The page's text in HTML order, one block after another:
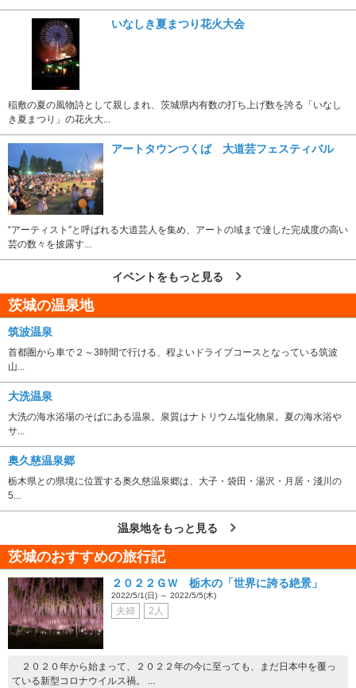
いなしき夏まつり花火大会
稲敷の夏の風物詩として親しまれ、茨城県内有数の打ち上げ数を誇る「いなし
き夏まつり」の花火大...
アートタウンつくば 大道芸フェスティバル
“アーティスト”と呼ばれる大道芸人を集め、アートの域まで達した完成度の高い
芸の数々を披露す...
イベントをもっと見る
茨城の温泉地
筑波温泉
首都圏から車で２～3時間で行ける、程よいドライブコースとなっている筑波
山...
大洗温泉
大洗の海水浴場のそばにある温泉。泉質はナトリウム塩化物泉。夏の海水浴や
サ...
奥久慈温泉郷
栃木県との県境に位置する奥久慈温泉郷は、大子・袋田・湯沢・月居・淺川の
5...
温泉地をもっと見る
茨城のおすすめの旅行記
２０２２ＧＷ 栃木の「世界に誇る絶景」
2022/5/1(日) ～ 2022/5/5(木)
夫婦 2人
２０２０年から始まって、２０２２年の今に至っても、まだ日本中を覆っ
ている新型コロナウイルス禍。 ...